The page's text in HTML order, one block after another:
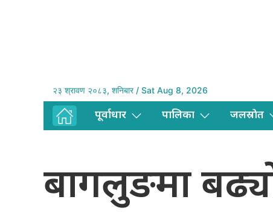
२३ श्रावण २०८३, शनिबार / Sat Aug 8, 2026
पूर्वाधार पालिका जलस्राेत
बागलुङमा